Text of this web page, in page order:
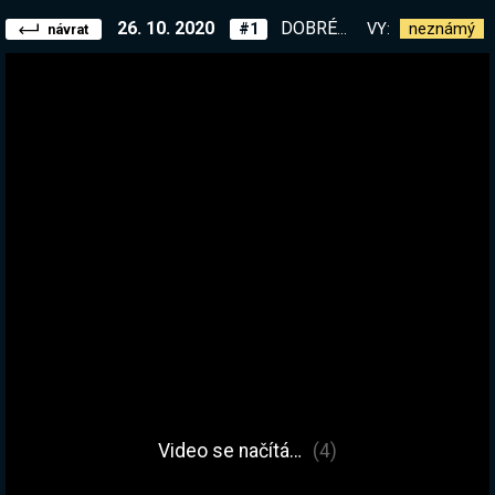
návrat 26. 10. 2020 #1 DOBRÉ RÁNO JSEM ZPĚT! VY: neznámý
Video se načítá… (4)